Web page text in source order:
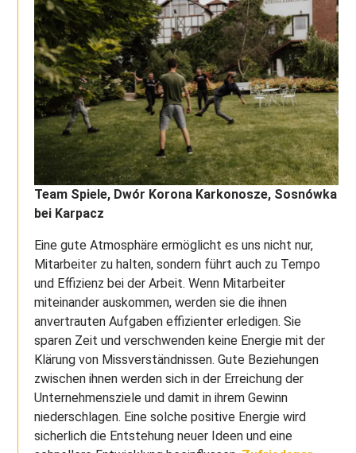
Team Spiele, Dwór Korona Karkonosze, Sosnówka
bei Karpacz
Eine gute Atmosphäre ermöglicht es uns nicht nur,
Mitarbeiter zu halten, sondern führt auch zu Tempo
und Effizienz bei der Arbeit. Wenn Mitarbeiter
miteinander auskommen, werden sie die ihnen
anvertrauten Aufgaben effizienter erledigen. Sie
sparen Zeit und verschwenden keine Energie mit der
Klärung von Missverständnissen. Gute Beziehungen
zwischen ihnen werden sich in der Erreichung der
Unternehmensziele und damit in ihrem Gewinn
niederschlagen. Eine solche positive Energie wird
sicherlich die Entstehung neuer Ideen und eine